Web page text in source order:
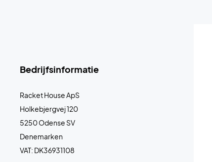
Bedrijfsinformatie
Racket House ApS
Holkebjergvej 120
5250 Odense SV
Denemarken
VAT: DK36931108